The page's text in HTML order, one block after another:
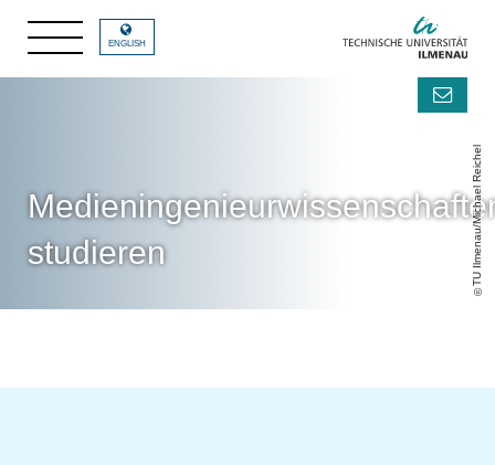
TU Ilmenau/Michael Reichel
ENGLISH
studieren